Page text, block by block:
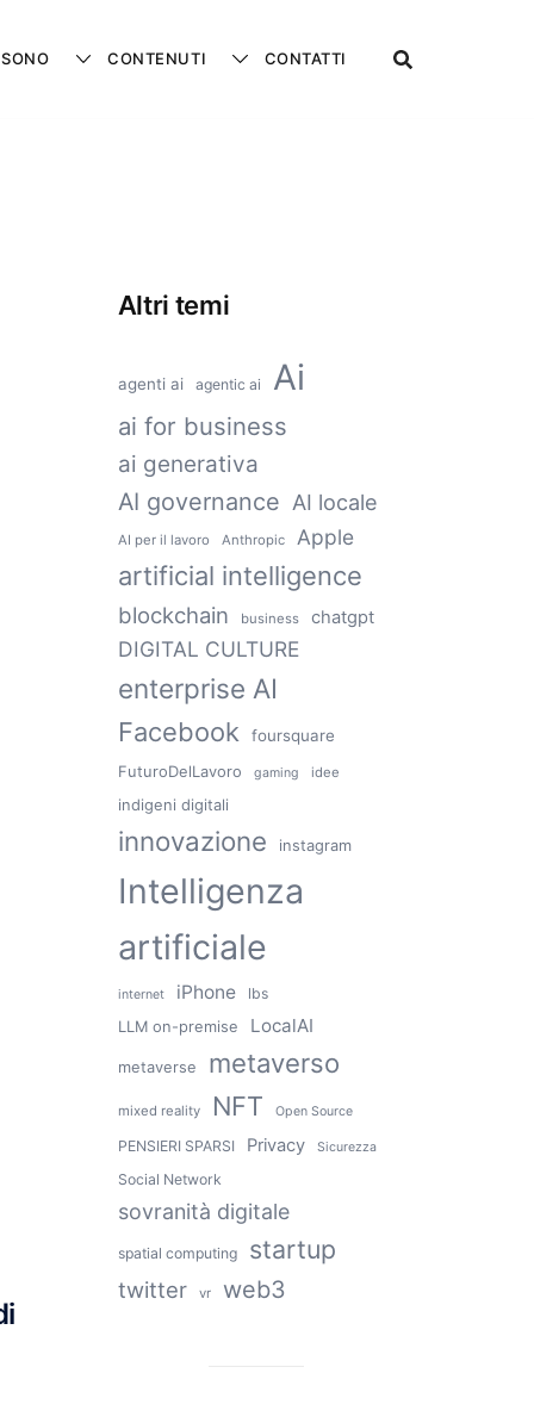
CONTENUTI CONTATTI
Altri temi
agenti ai agentic ai Ai
ai for business
ai generativa
AI governance AI locale
AI per il lavoro Anthropic Apple
artificial intelligence
blockchain business chatgpt
DIGITAL CULTURE
enterprise AI
Facebook
foursquare
FuturoDelLavoro
gaming idee
indigeni digitali
innovazione instagram
Intelligenza
artificiale
internet iPhone lbs
LLM on-premise LocalAI
metaverse metaverso
mixed reality NFT Open Source
PENSIERI SPARSI Privacy Sicurezza
Social Network
sovranità digitale
spatial computing startup
twitter vr web3